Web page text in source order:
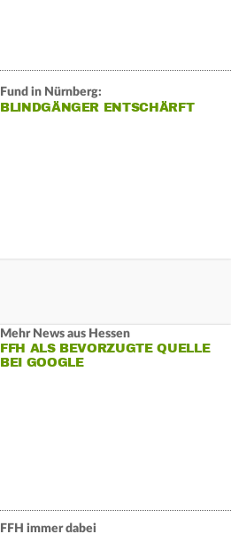
Fund in Nürnberg:
BLINDGÄNGER ENTSCHÄRFT
Mehr News aus Hessen
FFH ALS BEVORZUGTE QUELLE
BEI GOOGLE
FFH immer dabei